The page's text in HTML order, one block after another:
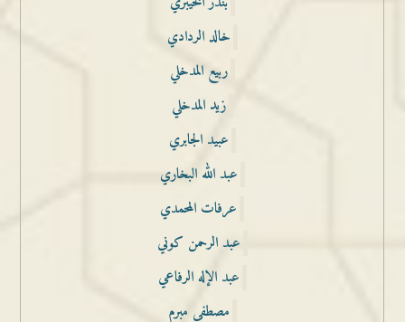
خالد الردادي
ربيع المدخلي
زيد المدخلي
عبيد الجابري
عبد الله البخاري
عرفات المحمدي
عبد الرحمن كوني
عبد الإله الرفاعي
مصطفى مبرم